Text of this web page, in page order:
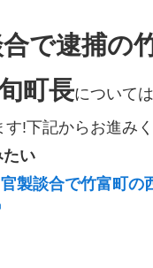
で逮捕の
町長について
す!下記からお進み
い
官製談合で竹富町の